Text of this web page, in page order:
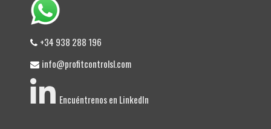
+34 938 288 196
info@profitcontrolsl.com
Encuéntrenos en LinkedIn